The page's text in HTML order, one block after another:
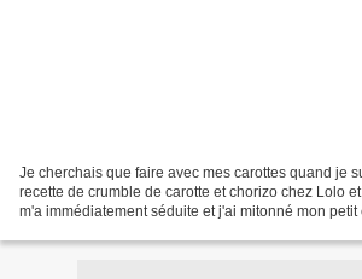
Je cherchais que faire avec mes carottes quand je
recette de crumble de carotte et chorizo chez Lolo
m'a immédiatement séduite et j'ai mitonné mon petit